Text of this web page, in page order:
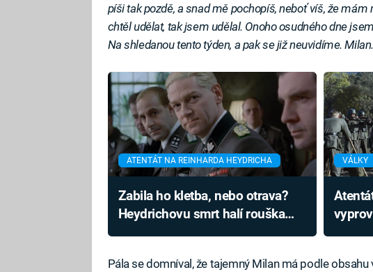
píši tak pozdě, a snad mě pochopíš, neboť víš, že
chtěl udělat, tak jsem udělal. Onoho osudného dne
Na shledanou tento týden, a pak se již neuvidíme.
ATENTÁT NA REINHARDA HEYDRICHA
Zabila ho kletba, nebo otrava?
Heydrichovu smrt halí rouška
VÁLKY
Pála se domníval, že tajemný Milan má podle